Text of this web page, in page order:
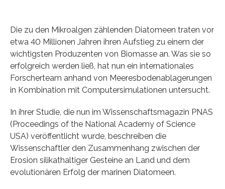
Die zu den Mikroalgen zählenden Diatomeen traten vor
etwa 40 Millionen Jahren ihren Aufstieg zu einem der
wichtigsten Produzenten von Biomasse an. Was sie so
erfolgreich werden ließ, hat nun ein internationales
Forscherteam anhand von Meeresbodenablagerungen
in Kombination mit Computersimulationen untersucht.
In ihrer Studie, die nun im Wissenschaftsmagazin PNAS
(Proceedings of the National Academy of Science
USA) veröffentlicht wurde, beschreiben die
Wissenschaftler den Zusammenhang zwischen der
Erosion silikathaltiger Gesteine an Land und dem
evolutionären Erfolg der marinen Diatomeen.